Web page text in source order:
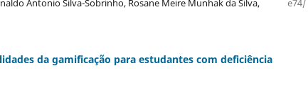
da gamificação para estudantes com deficiência